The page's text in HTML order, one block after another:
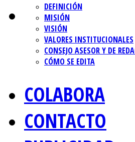
DEFINICIÓN
MISIÓN
VISIÓN
VALORES INSTITUCIONALES
CONSEJO ASESOR Y DE
CÓMO SE EDITA
COLABORA
CONTACTO